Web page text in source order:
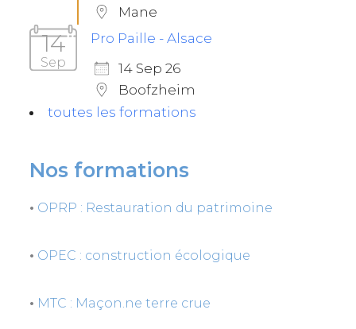
Mane
14
Sep
Pro Paille - Alsace
14 Sep 26
Boofzheim
toutes les formations
Nos formations
• OPRP : Restauration du patrimoine
• OPEC : construction écologique
• MTC : Maçon.ne terre crue